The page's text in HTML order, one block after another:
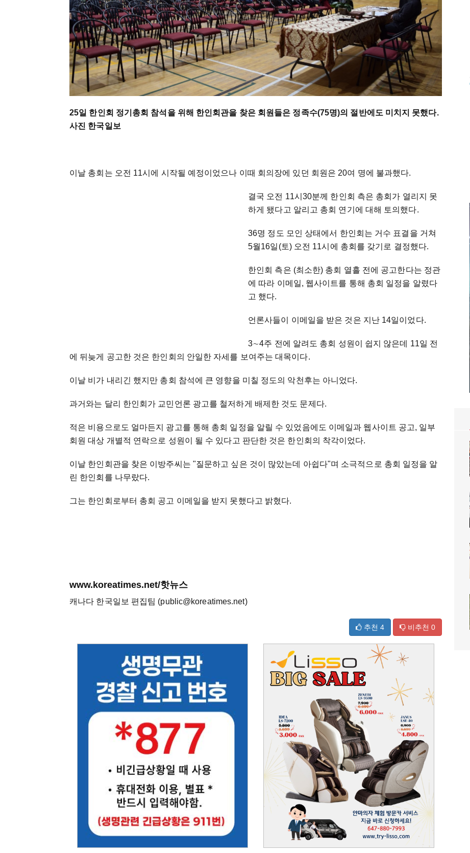
25일 한인회 정기총회 참석을 위해 한인회관을 찾은 회원들은 정족수(75명)의 절반에도 미치지 못했다.
사진 한국일보
이날 총회는 오전 11시에 시작될 예정이었으나 이때 회의장에 있던 회원은 20여 명에 불과했다.
결국 오전 11시30분께 한인회 측은 총회가 열리지 못
하게 됐다고 알리고 총회 연기에 대해 토의했다.
36명 정도 모인 상태에서 한인회는 거수 표결을 거쳐
5월16일(토) 오전 11시에 총회를 갖기로 결정했다.
한인회 측은 (최소한) 총회 열흘 전에 공고한다는 정관
에 따라 이메일, 웹사이트를 통해 총회 일정을 알렸다
고 했다.
언론사들이 이메일을 받은 것은 지난 14일이었다.
3∼4주 전에 알려도 총회 성원이 쉽지 않은데 11일 전
에 뒤늦게 공고한 것은 한인회의 안일한 자세를 보여주는 대목이다.
이날 비가 내리긴 했지만 총회 참석에 큰 영향을 미칠 정도의 악천후는 아니었다.
과거와는 달리 한인회가 교민언론 광고를 철저하게 배제한 것도 문제다.
적은 비용으로도 얼마든지 광고를 통해 총회 일정을 알릴 수 있었음에도 이메일과 웹사이트 공고, 일부
회원 대상 개별적 연락으로 성원이 될 수 있다고 판단한 것은 한인회의 착각이었다.
이날 한인회관을 찾은 이방주씨는 "질문하고 싶은 것이 많았는데 아쉽다"며 소극적으로 총회 일정을 알
린 한인회를 나무랐다.
그는 한인회로부터 총회 공고 이메일을 받지 못했다고 밝혔다.
www.koreatimes.net/핫뉴스
캐나다 한국일보 편집팀 (public@koreatimes.net)
추천 4 비추천 0